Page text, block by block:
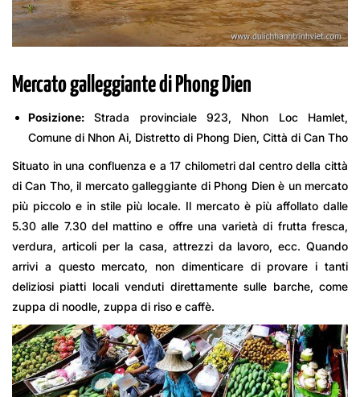
Mercato galleggiante di Phong Dien
Posizione: Strada provinciale 923, Nhon Loc Hamlet,
Comune di Nhon Ai, Distretto di Phong Dien, Città di Can Tho
Situato in una confluenza e a 17 chilometri dal centro della città
di Can Tho, il mercato galleggiante di Phong Dien è un mercato
più piccolo e in stile più locale. Il mercato è più affollato dalle
5.30 alle 7.30 del mattino e offre una varietà di frutta fresca,
verdura, articoli per la casa, attrezzi da lavoro, ecc. Quando
arrivi a questo mercato, non dimenticare di provare i tanti
deliziosi piatti locali venduti direttamente sulle barche, come
zuppa di noodle, zuppa di riso e caffè.